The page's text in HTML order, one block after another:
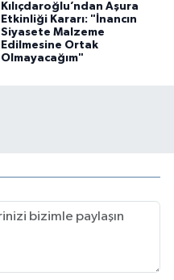
Kılıçdaroğlu’ndan Aşura
Etkinliği Kararı: "İnancın
Siyasete Malzeme
Edilmesine Ortak
Olmayacağım"